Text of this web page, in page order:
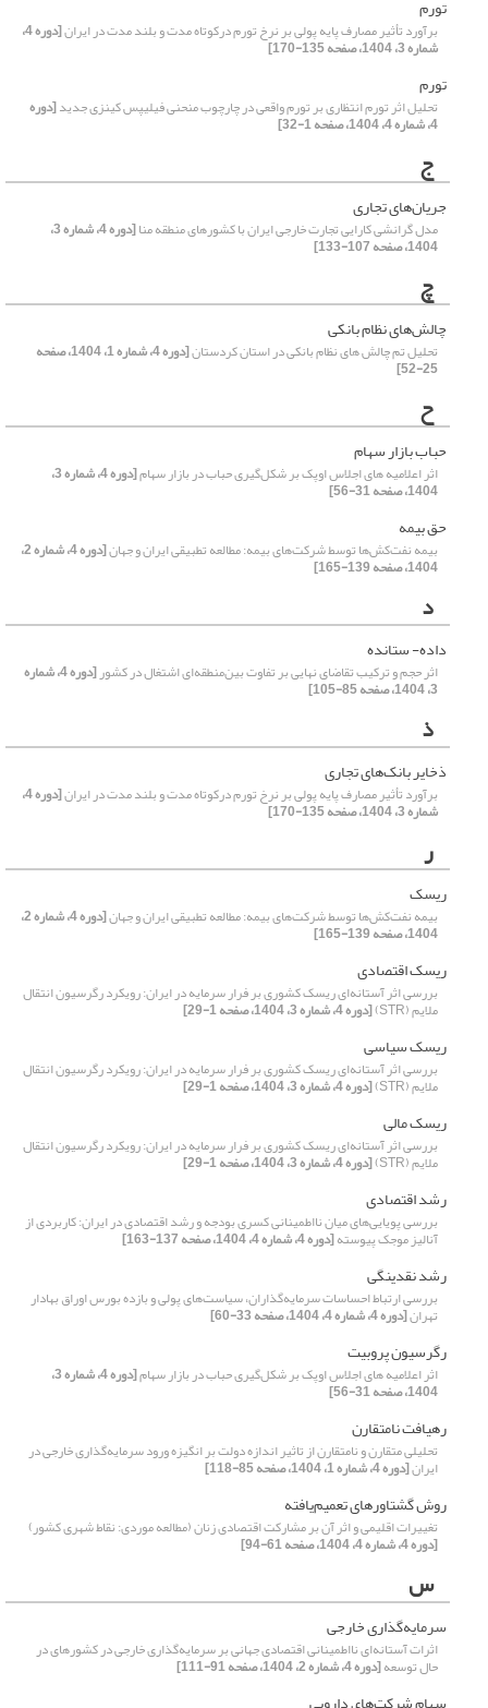
تورم
برآورد تأثیر مصارف پایه پولی بر نرخ تورم درکوتاه‌ مدت و بلند مدت در ایران [دوره 4،
شماره 3، 1404، صفحه 135-170]
تورم
تحلیل اثر تورم انتظاری بر تورم واقعی در چارچوب منحنی فیلیپس کینزی جدید[دوره
4، شماره 4، 1404، صفحه 1-32]
ج
جریان‌های تجاری
مدل گرانشی کارایی تجارت خارجی ایران با کشورهای منطقه منا [دوره 4، شماره 3،
1404، صفحه 107-133]
چ
چالش‌های نظام بانکی
تحلیل تم چالش های نظام بانکی در استان کردستان [دوره 4، شماره 1، 1404، صفحه
25-52]
ح
حباب بازار سهام
اثر اعلامیه‏ های اجلاس اوپک بر شکل‌گیری حباب در بازار سهام [دوره 4، شماره 3،
1404، صفحه 31-56]
حق بیمه
بیمه نفت‌‌کش‌‌ها توسط شرکت‌‌های بیمه: مطالعه تطبیقی ایران و جهان [دوره 4، شماره 2،
1404، صفحه 139-165]
د
داده- ستانده
اثر حجم و ترکیب تقاضای نهایی بر تفاوت بین‌منطقه‌ای اشتغال در کشور [دوره 4، شماره
3، 1404، صفحه 85-105]
ذ
ذخایر بانک‌های تجاری
برآورد تأثیر مصارف پایه پولی بر نرخ تورم درکوتاه‌ مدت و بلند مدت در ایران [دوره 4،
شماره 3، 1404، صفحه 135-170]
ر
ریسک
بیمه نفت‌‌کش‌‌ها توسط شرکت‌‌های بیمه: مطالعه تطبیقی ایران و جهان [دوره 4، شماره 2،
1404، صفحه 139-165]
ریسک اقتصادی
بررسی اثر آستانه‌ای ریسک کشوری بر فرار سرمایه در ایران: رویکرد رگرسیون انتقال
ملایم (STR) [دوره 4، شماره 3، 1404، صفحه 1-29]
ریسک سیاسی
بررسی اثر آستانه‌ای ریسک کشوری بر فرار سرمایه در ایران: رویکرد رگرسیون انتقال
ملایم (STR) [دوره 4، شماره 3، 1404، صفحه 1-29]
ریسک مالی
بررسی اثر آستانه‌ای ریسک کشوری بر فرار سرمایه در ایران: رویکرد رگرسیون انتقال
ملایم (STR) [دوره 4، شماره 3، 1404، صفحه 1-29]
رشد اقتصادی
بررسی پویایی‌های میان نااطمینانی کسری بودجه و رشد اقتصادی در ایران: کاربردی از
آنالیز موجک پیوسته[دوره 4، شماره 4، 1404، صفحه 137-163]
رشد نقدینگی
بررسی ارتباط احساسات سرمایه‌گذاران، سیاست‌های پولی و بازده بورس اوراق بهادار
تهران[دوره 4، شماره 4، 1404، صفحه 33-60]
رگرسیون پروبیت
اثر اعلامیه‏ های اجلاس اوپک بر شکل‌گیری حباب در بازار سهام [دوره 4، شماره 3،
1404، صفحه 31-56]
رهیافت نامتقارن
تحلیلی متقارن و نامتقارن از تاثیر اندازه دولت بر انگیزه‌ ورود سرمایه‌گذاری خارجی در
ایران[دوره 4، شماره 1، 1404، صفحه 85-118]
روش گشتاورهای تعمیم‌یافته
تغییرات اقلیمی و اثر آن بر مشارکت اقتصادی زنان (مطالعه موردی: نقاط شهری کشور)
[دوره 4، شماره 4، 1404، صفحه 61-94]
س
سرمایه‌گذاری خارجی
اثرات آستانه‌ای نااطمینانی اقتصادی جهانی بر سرمایه‌گذاری خارجی در کشورهای در
حال توسعه[دوره 4، شماره 2، 1404، صفحه 91-111]